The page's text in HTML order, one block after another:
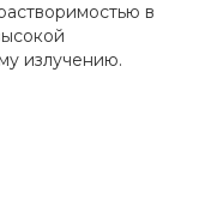
в
излучению.